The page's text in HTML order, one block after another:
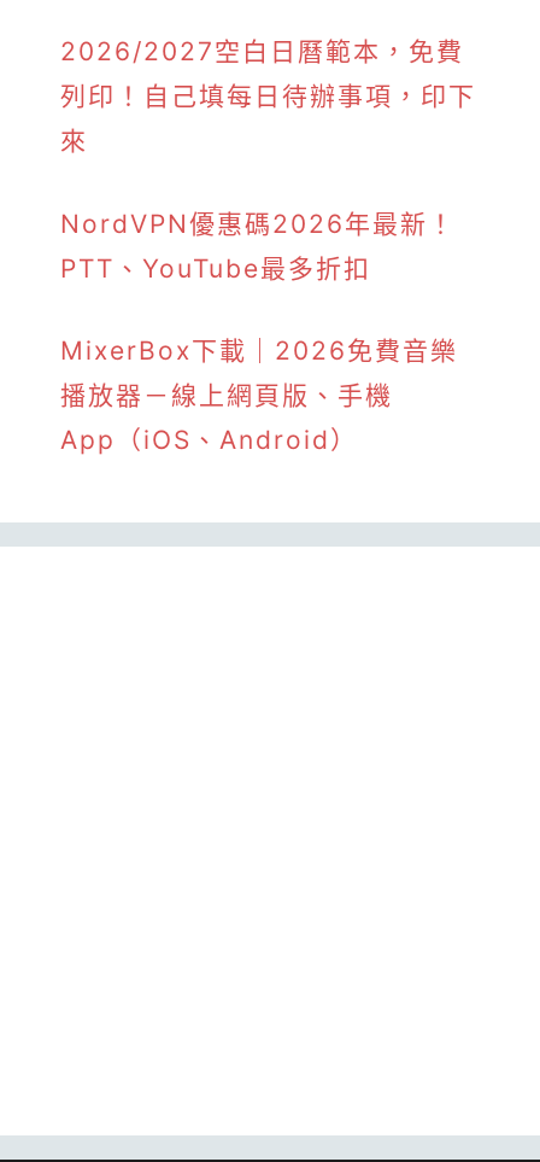
2026/2027空白日曆範本，免費
列印！自己填每日待辦事項，印下
來
NordVPN優惠碼2026年最新！
PTT、YouTube最多折扣
MixerBox下載｜2026免費音樂
播放器－線上網頁版、手機
App（iOS、Android）